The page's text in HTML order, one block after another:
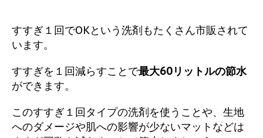
すすぎ１回でOKという洗剤もたくさん市販されて
います。
すすぎを１回減らすことで最大60リットルの節水
ができます。
このすすぎ１回タイプの洗剤を使うことや、生地
へのダメージや肌への影響が少ないマットなどは